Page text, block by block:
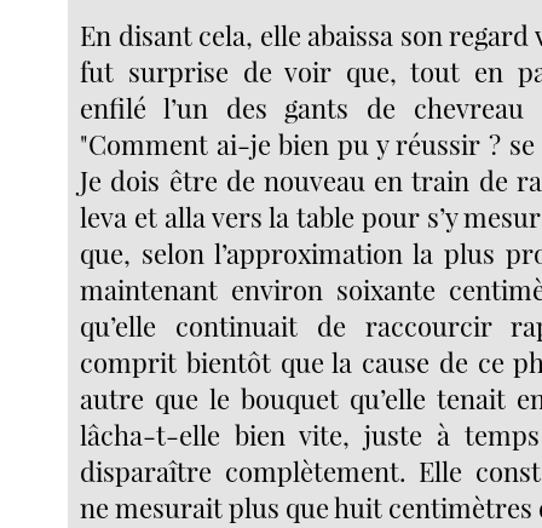
En disant cela, elle abaissa son regard
fut surprise de voir que, tout en
enfilé l’un des gants de
"Comment ai-je bien pu y réussir ?
Je dois être de nouveau en train de
leva et alla vers la table pour s’y
que, selon l’approximation la plus
maintenant environ soixante
qu’elle continuait de raccourcir
comprit bientôt que la cause de ce
autre que le bouquet qu’elle tenait
lâcha-t-elle bien vite, juste à
disparaître complètement. Elle
ne mesurait plus que huit centimètres